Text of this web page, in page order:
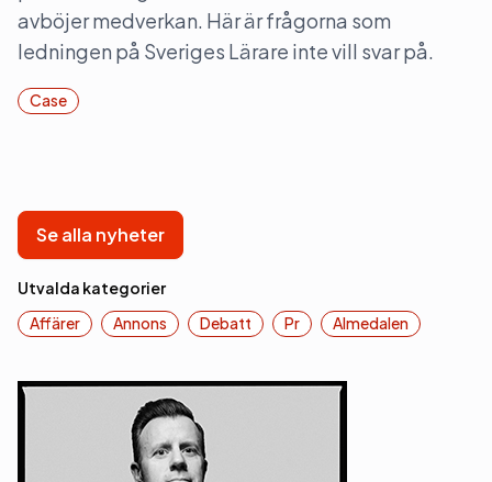
avböjer medverkan. Här är frågorna som
ledningen på Sveriges Lärare inte vill svar på.
Case
Se alla nyheter
Utvalda kategorier
Affärer
Annons Debatt Pr Almedalen